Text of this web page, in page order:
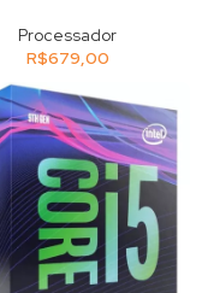
Processador
R$679,00